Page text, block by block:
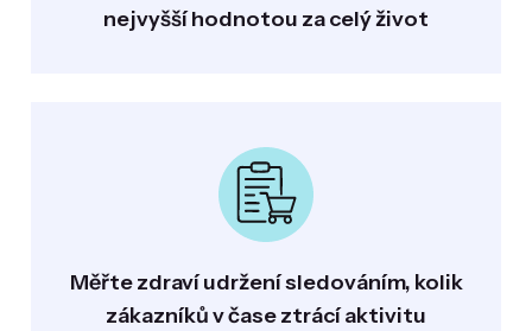
nejvyšší hodnotou za celý život
Měřte zdraví udržení sledováním, kolik
zákazníků v čase ztrácí aktivitu